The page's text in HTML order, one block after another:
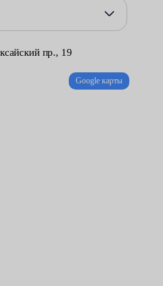
стеклоочистителей;
делается специальным
пр., 19
Google карты